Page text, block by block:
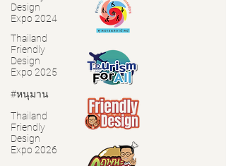
Design
Expo 2024
Thailand
Friendly
Design
Expo 2025
#หนุมาน
Thailand
Friendly
Design
Expo 2026